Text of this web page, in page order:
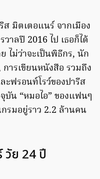
มิตเตอแนร์ จากเมือง
าลปี 2016 ไป เธอก็ได้
ไม่ว่าจะเป็นพิธีกร, นัก
ารเขียนหนังสือ รวมถึง
ฟรอนท์โรว์ของปารีส
บัน “หมอไอ” ของแฟนๆ
รมอยู่ราว 2.2 ล้านคน
วัย 24 ปี